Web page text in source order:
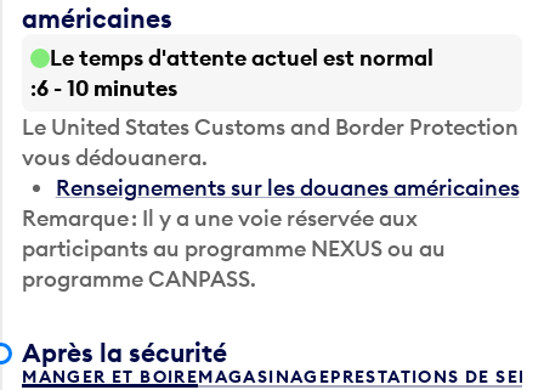
américaines
Le temps d'attente actuel est normal
6 - 10 minutes
Le United States Customs and Border Protection
vous dédouanera.
Renseignements sur les douanes américaines
Remarque : Il y a une voie réservée aux
participants au programme NEXUS ou au
programme CANPASS.
Après la sécurité
MANGER ET BOIREMAGASINAGEPRESTATIONS DE